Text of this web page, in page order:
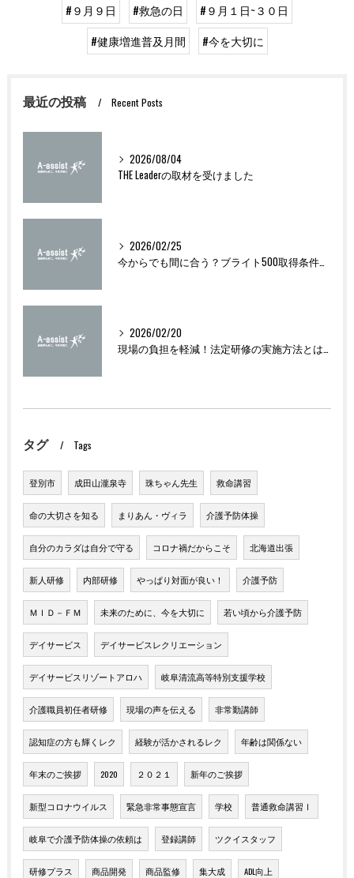
#９月９日 #救急の日
#９月１日~３０日
#健康増進普及月間
#今を大切に
最近の投稿 Recent Posts
2026/08/04
THE Leaderの取材を受けました
2026/02/25
今からでも間に合う？ブライト500取得条件をわかりやすく解説
2026/02/20
タグ Tags
登別市 成田山瀧泉寺 珠ちゃん先生 救命講習
命の大切さを知る まりあん・ヴィラ 介護予防体操
自分のカラダは自分で守る コロナ禍だからこそ 北海道出張
新人研修 内部研修 やっぱり対面が良い！ 介護予防
ＭＩＤ－ＦＭ 未来のために、今を大切に 若い頃から介護予防
デイサービス デイサービスレクリエーション
デイサービスリゾートアロハ 岐阜清流高等特別支援学校
介護職員初任者研修 現場の声を伝える 非常勤講師
認知症の方も輝くレク 経験が活かされるレク 年齢は関係ない
年末のご挨拶 2020 ２０２１ 新年のご挨拶
新型コロナウイルス 緊急非常事態宣言 学校 普通救命講習Ⅰ
岐阜で介護予防体操の依頼は 登録講師 ツクイスタッフ
研修プラス 商品開発 商品監修 集大成 ADL向上